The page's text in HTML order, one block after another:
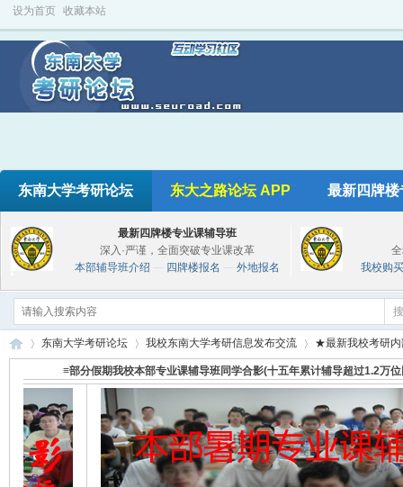
设为首页 收藏本站
东南大学考研论坛 东大之路论坛 APP 最新四牌
最新四牌楼专业课辅导班
深入·严谨，全面突破专业课改革
本部辅导班介绍 — 四牌楼报名 —外地报名
我校购买
»
东南大学考研论坛
›
我校东南大学考研信息发布交流
›
★最新我校考研
≡部分假期我校本部专业课辅导班同学合影(十五年累计辅导超过1.2万